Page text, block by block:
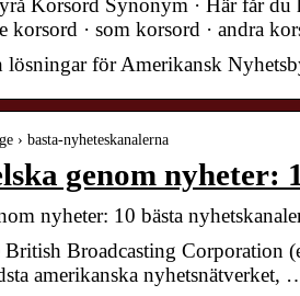
Korsord Synonym · Här får
korsord · som korsord · andra
lösningar för Amerikansk
› basta-nyheteskanalerna
genom nyheter:
nyheter: 10 bästa
Broadcasting Corporation
amerikanska nyhetsnätverket,